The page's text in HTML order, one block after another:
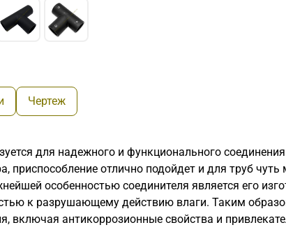
Чертеж
для надежного и функционального
приспособление отлично подойдет и для труб
особенностью соединителя является его
к разрушающему действию влаги. Таким
включая антикоррозионные свойства и